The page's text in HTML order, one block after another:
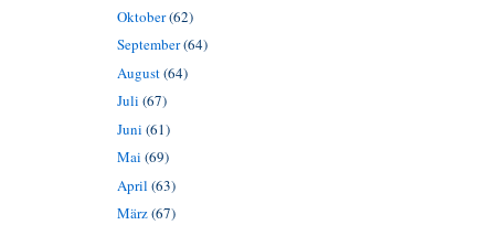
Oktober(62)
September(64)
August(64)
Juli (67)
Juni (61)
Mai (69)
April (63)
März(67)